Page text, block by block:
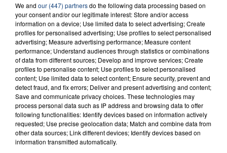
FIL D'ACTU
We and our (447) partnersdo the following data processing based on
your consent and/or our legitimate interest: Store and/or access
information on a device; Use limited data to select advertising; Create
profiles for personalised advertising; Use profiles to select personalised
advertising; Measure advertising performance; Measure content
performance; Understand audiences through statistics or combinations
of data from different sources; Develop and improve services; Create
profiles to personalise content; Use profiles to select personalised
content; Use limited data to select content; Ensure security, prevent and
detect fraud, and fix errors; Deliver and present advertising and content;
Save and communicate privacy choices. These technologies may
process personal data such as IP address and browsing data to offer
following functionalities: Identify devices based on information actively
requested; Use precise geolocation data; Match and combine data from
other data sources; Link different devices; Identify devices based on
information transmitted automatically.